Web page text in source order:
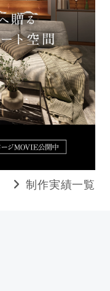
制作実績一覧